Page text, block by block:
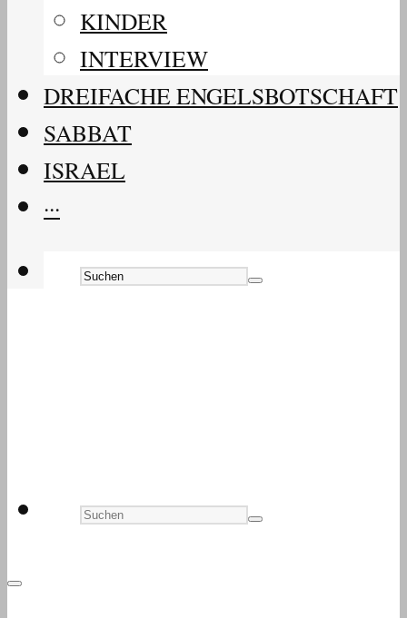
KINDER
INTERVIEW
DREIFACHE ENGELSBOTSCHAFT
SABBAT
ISRAEL
···